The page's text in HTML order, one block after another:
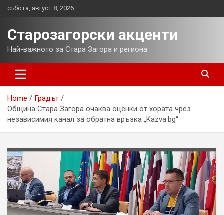
събота, август 8, 2026
Старозагорски акценти
Най-важното за Стара Загора и региона
Home
Градът
Община Стара Загора очаква оценки от хората чрез
независимия канал за обратна връзка „Kazva.bg“